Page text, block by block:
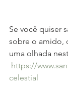
Se você quiser
sobre o amido,
uma olhada
https://
celestial